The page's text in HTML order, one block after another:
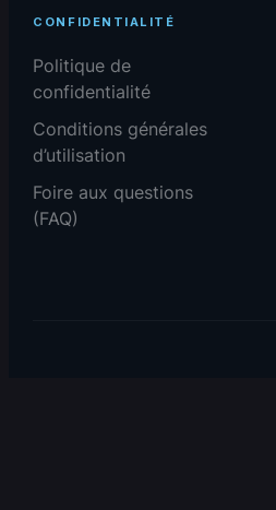
CONFIDENTIALITÉ
Politique de
confidentialité
Conditions générales
d’utilisation
Foire aux questions
(FAQ)